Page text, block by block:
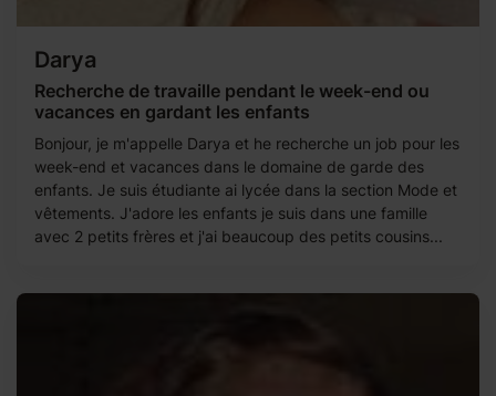
Darya
Recherche de travaille pendant le week-end ou
vacances en gardant les enfants
Bonjour, je m'appelle Darya et he recherche un job pour les
week-end et vacances dans le domaine de garde des
enfants. Je suis étudiante ai lycée dans la section Mode et
vêtements. J'adore les enfants je suis dans une famille
avec 2 petits frères et j'ai beaucoup des petits cousins...